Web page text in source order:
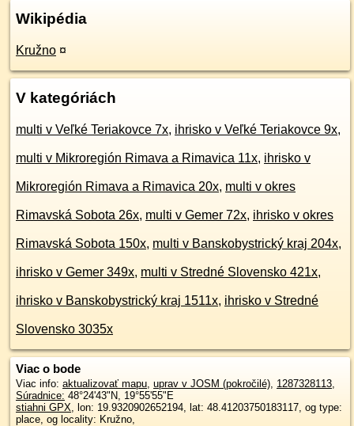
Wikipédia
Kružno ¤
V kategóriách
multi v Veľké Teriakovce 7x, ihrisko v Veľké Teriakovce 9x,
multi v Mikroregión Rimava a Rimavica 11x, ihrisko v
Mikroregión Rimava a Rimavica 20x, multi v okres
Rimavská Sobota 26x, multi v Gemer 72x, ihrisko v okres
Rimavská Sobota 150x, multi v Banskobystrický kraj 204x,
ihrisko v Gemer 349x, multi v Stredné Slovensko 421x,
ihrisko v Banskobystrický kraj 1511x, ihrisko v Stredné
Slovensko 3035x
Viac o bode
Viac info: aktualizovať mapu, uprav v JOSM (pokročilé), 1287328113,
Súradnice: 48°24'43"N, 19°55'55"E
stiahni GPX, lon: 19.9320902652194, lat: 48.41203750183117, og type:
place, og locality: Kružno,